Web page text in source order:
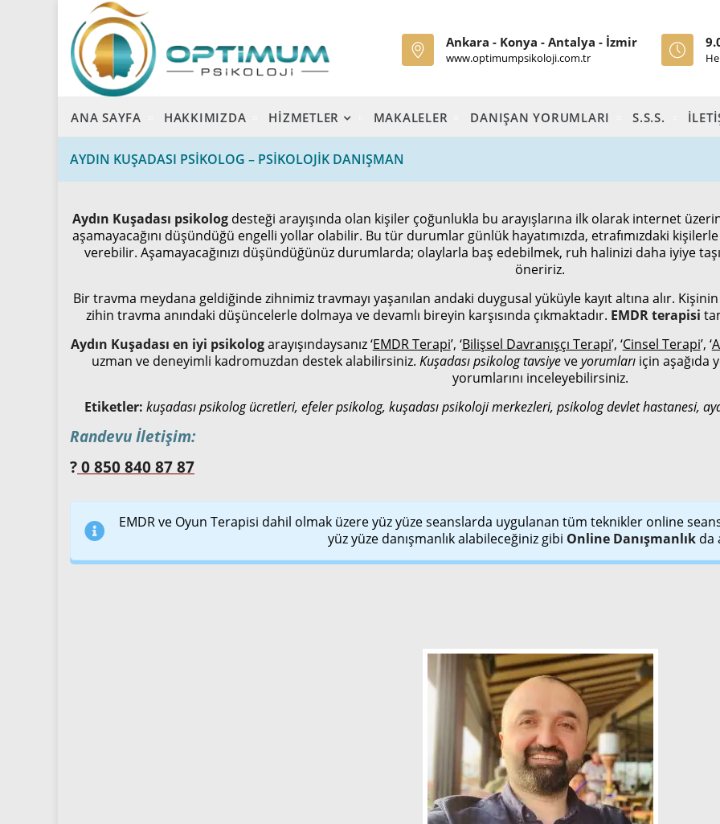
Ankara - Konya - Antalya - İzmir
www.optimumpsikoloji.com.tr
ANA SAYFA HAKKIMIZDA HİZMETLER MAKALELER DANIŞAN YORUMLARI S.S.S.
AYDIN KUŞADASI PSIKOLOG – PSIKOLOJIK DANIŞMAN
Aydın Kuşadası psikologdesteği arayışında olan kişiler çoğunlukla bu arayışlarına ilk olarak internet
aşamayacağını düşündüğü engelli yollar olabilir. Bu tür durumlar günlük hayatımızda, etrafımızdaki
verebilir. Aşamayacağınızı düşündüğünüz durumlarda; olaylarla baş edebilmek, ruh halinizi daha iyiye
öneririz.
Bir travma meydana geldiğinde zihnimiz travmayı yaşanılan andaki duygusal yüküyle kayıt altına alır. Kişinin
zihin travma anındaki düşüncelerle dolmaya ve devamlı bireyin karşısında çıkmaktadır. EMDR terapisi
Aydın Kuşadası en iyi psikologarayışındaysanız ‘EMDR Terapi’, ‘Bilişsel Davranışçı Terapi’, ‘Cinsel Terapi’, ‘
uzman ve deneyimli kadromuzdan destek alabilirsiniz.Kuşadası psikolog tavsiyeveyorumları için aşağıda
yorumlarını inceleyebilirsiniz.
Etiketler: kuşadası psikolog ücretleri, efeler psikolog, kuşadası psikoloji merkezleri, psikolog devlet hastanesi,
Randevu İletişim:
? 0 850 840 87 87
EMDR ve Oyun Terapisi dahil olmak üzere yüz yüze seanslarda uygulanan tüm teknikler online
yüz yüze danışmanlık alabileceğiniz gibi Online Danışmanlık da